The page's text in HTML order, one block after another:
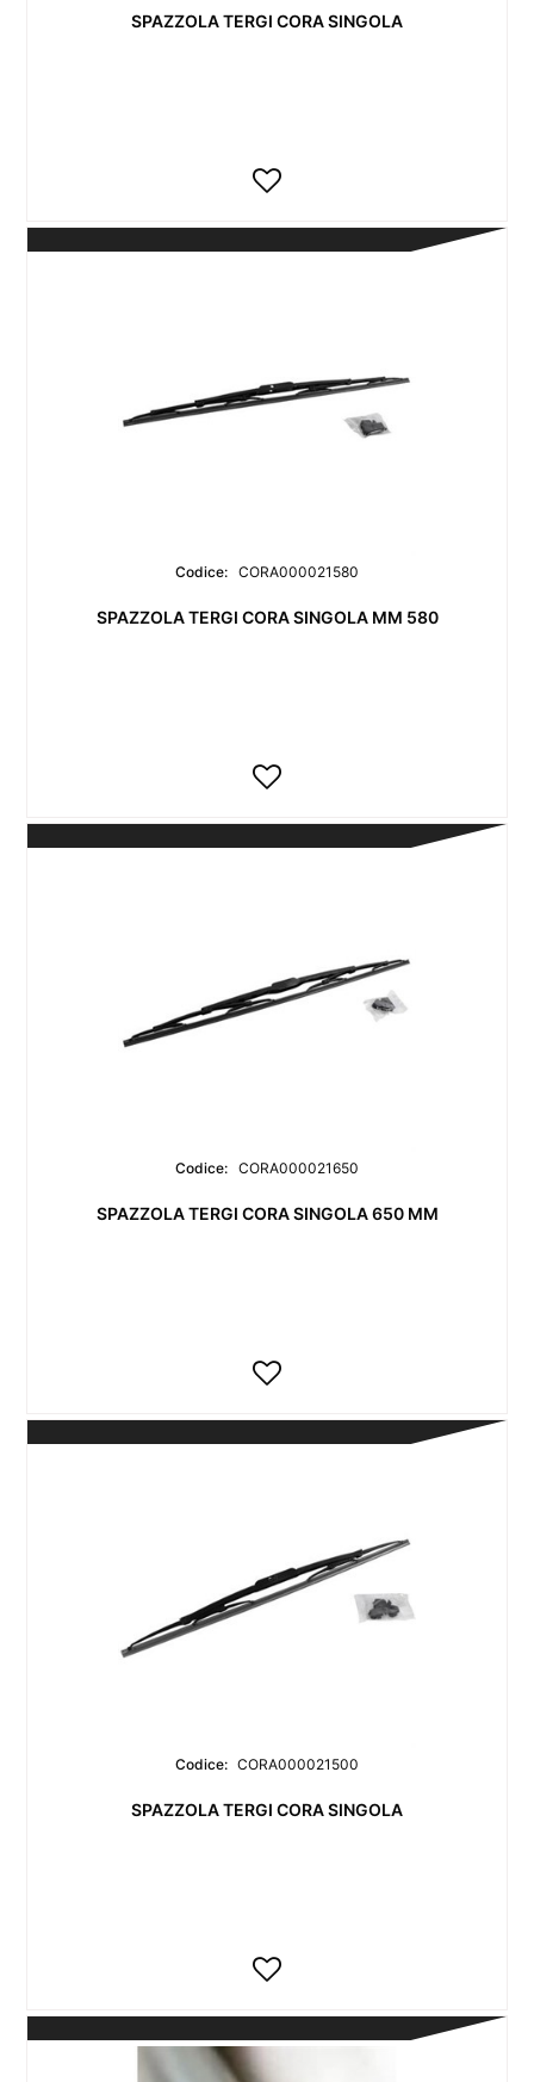
SPAZZOLA TERGI CORA SINGOLA
Codice: CORA000021580
SPAZZOLA TERGI CORA SINGOLA MM 580
Codice: CORA000021650
SPAZZOLA TERGI CORA SINGOLA 650 MM
Codice: CORA000021500
SPAZZOLA TERGI CORA SINGOLA